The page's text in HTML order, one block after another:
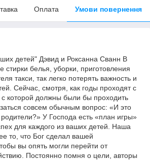
Оплата Умови повернення
детей" Дэвид и Роксанна Сванн В
стирки белья, уборки, приготовления
такси, так легко потерять важность и
Сейчас, смотря, как годы проходят с
с которой должны были бы проходить
совсем обычным вопрос: «И это
У Господа есть «план игры»
для каждого из ваших детей. Наша
то, что Бог сделал вашей
вы опять могли перейти от
Постоянно помня о цели, авторы